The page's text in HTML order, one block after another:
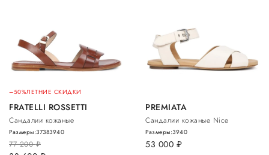
–50%ЛЕТНИЕ СКИДКИ
FRATELLI ROSSETTI
Сандалии кожаные
77 200руб.
Размеры:37383940
PREMIATA
Сандалии кожаные Nice
53 000 руб.
Размеры:3940